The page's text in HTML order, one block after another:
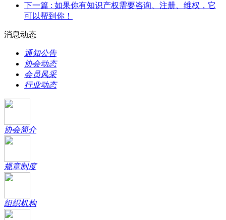
下一篇 : 如果你有知识产权需要咨询、注册、维权，它
可以帮到你！
消息动态
通知公告
协会动态
会员风采
行业动态
协会简介
规章制度
组织机构